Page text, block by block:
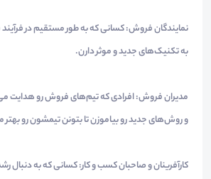
نمایندگان فروش: کسانی که به طور مستقیم در
به تکنیک‌های جدید و موثر دارن.
مدیران فروش: افرادی که تیم‌های فروش رو هدایت
و روش‌های جدید رو بیاموزن تا بتونن تیمشون رو بهتر
کارآفرینان و صاحبان کسب و کار: کسانی که به دنبال